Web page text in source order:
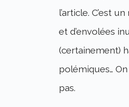
l’article. C’est
et d’envolées
(certainement)
polémiques…
pas.